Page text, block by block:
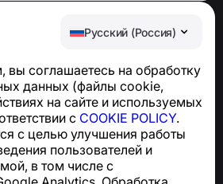
Русский (Россия)
вы соглашаетесь на обработку
данных (файлы cookie,
на сайте и используемых
с COOKIE POLICY.
с целью улучшения работы
пользователей и
в том числе с
·
приложение для защиты от
спама и нежелательных
GDPR: